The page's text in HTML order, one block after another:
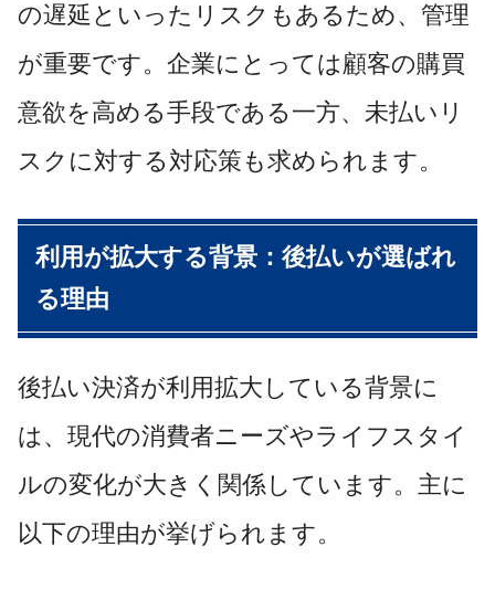
の遅延といったリスクもあるため、管理
が重要です。企業にとっては顧客の購買
意欲を高める手段である一方、未払いリ
スクに対する対応策も求められます。
利用が拡大する背景：後払いが選ばれ
る理由
後払い決済が利用拡大している背景に
は、現代の消費者ニーズやライフスタイ
ルの変化が大きく関係しています。主に
以下の理由が挙げられます。